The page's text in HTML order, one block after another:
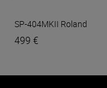
SP-404MKII Roland
499 €